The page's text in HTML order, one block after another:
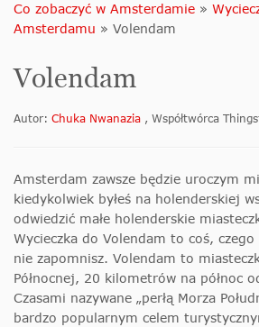
Co zobaczyć w Amsterdamie »
Amsterdamu » Volendam
Volendam
Autor: Chuka Nwanazia , Współtwórca
Amsterdam zawsze będzie uroczym
kiedykolwiek byłeś na holenderskiej
odwiedzić małe holenderskie
Wycieczka do Volendam to coś,
nie zapomnisz. Volendam to
Północnej, 20 kilometrów na północ
Czasami nazywane „perłą Morza
bardzo popularnym celem